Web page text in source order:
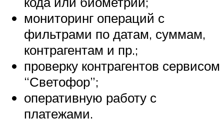
мониторинг операций с
фильтрами по датам, суммам,
контрагентам и пр.;
проверку контрагентов сервисом
“Светофор”;
оперативную работу с
платежами.